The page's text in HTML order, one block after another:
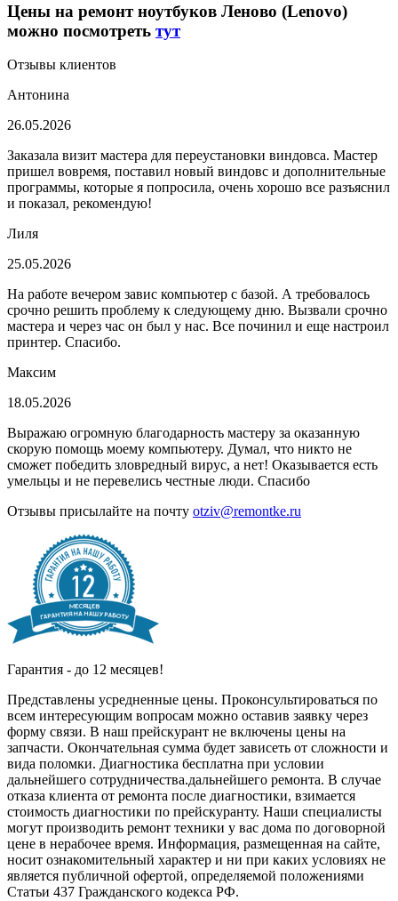
Цены на ремонт ноутбуков Леново (Lenovo)
можно посмотреть тут
Отзывы клиентов
Антонина
26.05.2026
Заказала визит мастера для переустановки виндовса. Мастер
пришел вовремя, поставил новый виндовс и дополнительные
программы, которые я попросила, очень хорошо все разъяснил
и показал, рекомендую!
Лиля
25.05.2026
На работе вечером завис компьютер с базой. А требовалось
срочно решить проблему к следующему дню. Вызвали срочно
мастера и через час он был у нас. Все починил и еще настроил
принтер. Спасибо.
Максим
18.05.2026
Выражаю огромную благодарность мастеру за оказанную
скорую помощь моему компьютеру. Думал, что никто не
сможет победить зловредный вирус, а нет! Оказывается есть
умельцы и не перевелись честные люди. Спасибо
Отзывы присылайте на почту otziv@remontke.ru
Гарантия - до 12 месяцев!
Представлены усредненные цены. Проконсультироваться по
всем интересующим вопросам можно оставив заявку через
форму связи. В наш прейскурант не включены цены на
запчасти. Окончательная сумма будет зависеть от сложности и
вида поломки. Диагностика бесплатна при условии
дальнейшего сотрудничества.дальнейшего ремонта. В случае
отказа клиента от ремонта после диагностики, взимается
стоимость диагностики по прейскуранту. Наши специалисты
могут производить ремонт техники у вас дома по договорной
цене в нерабочее время. Информация, размещенная на сайте,
носит ознакомительный характер и ни при каких условиях не
является публичной офертой, определяемой положениями
Статьи 437 Гражданского кодекса РФ.